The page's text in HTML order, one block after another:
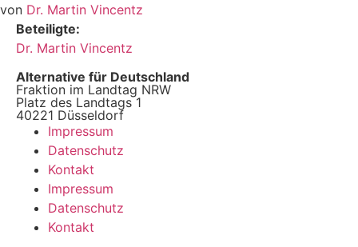
von Dr. Martin Vincentz
Beteiligte:
Dr. Martin Vincentz
Alternative für Deutschland
Fraktion im Landtag NRW
Platz des Landtags 1
40221 Düsseldorf
Impressum
Datenschutz
Kontakt
Impressum
Datenschutz
Kontakt